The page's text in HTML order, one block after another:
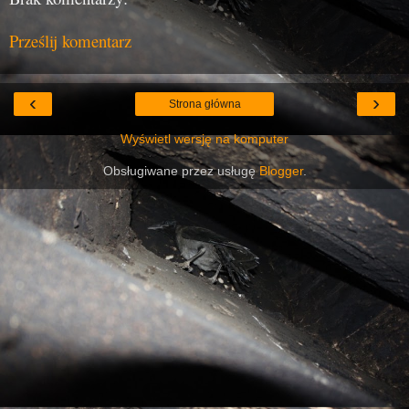
Prześlij komentarz
‹ ›
Strona główna
Wyświetl wersję na komputer
Obsługiwane przez usługęBlogger.